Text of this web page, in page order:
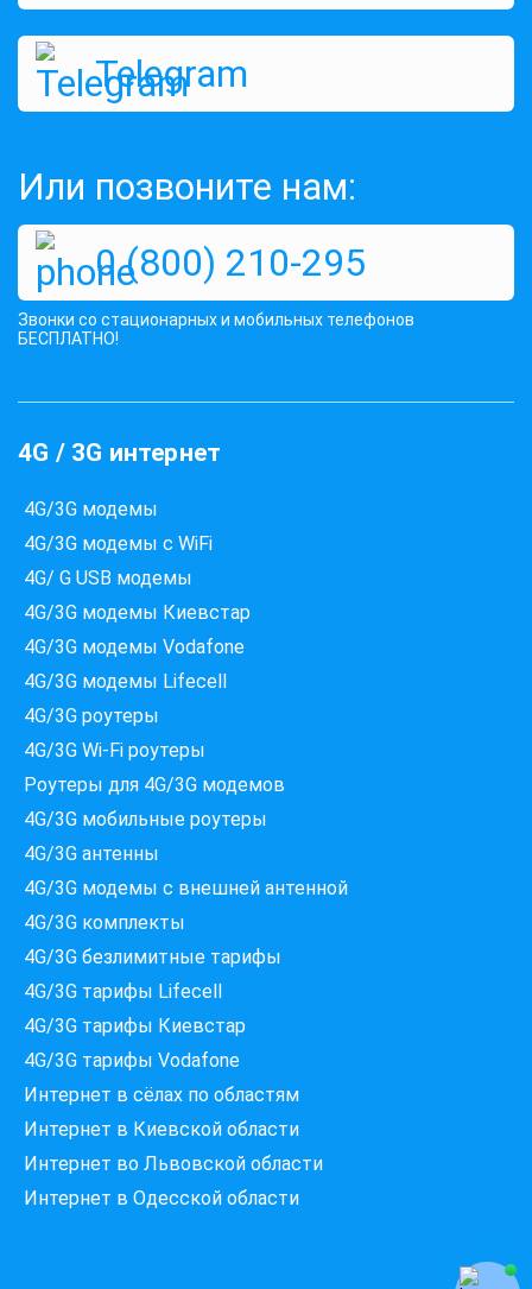
USB удлинитель для 3G модема
Оценок:
Telegram
Или позвоните нам:
0 (800) 210-295
Звонки со стационарных и мобильных телефонов
БЕСПЛАТНО!
4G / 3G интернет
4G/3G модемы
4G/3G модемы с WiFi
4G/ G USB модемы
4G/3G модемы Киевстар
4G/3G модемы Vodafone
4G/3G модемы Lifecell
4G/3G роутеры
4G/3G Wi-Fi роутеры
Роутеры для 4G/3G модемов
4G/3G мобильные роутеры
4G/3G антенны
4G/3G модемы c внешней антенной
4G/3G комплекты
4G/3G безлимитные тарифы
4G/3G тарифы Lifecell
4G/3G тарифы Киевстар
4G/3G тарифы Vodafone
Интернет в сёлах по областям
Интернет в Киевской области
Интернет во Львовской области
Интернет в Одесской области
Які провайдери працюють
за вашою адресою?
Перевірте доступність інтернету за 30 секунд
375+ провайдерів в базі
Введіть вашу адресу
Місто, вулиця та номер будинку
ПЕРЕВІРИТИ ПРОВАЙДЕРІВ